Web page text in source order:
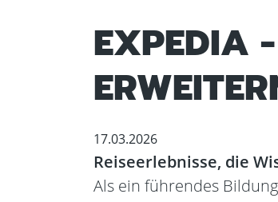
EXPEDIA -
17.03.2026
Reiseerlebnisse, die
Als ein führendes